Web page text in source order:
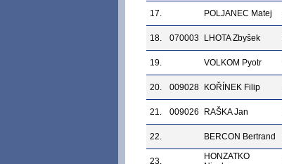
17. POLJANEC Matej
18. 070003 LHOTA Zbyšek
19. VOLKOM Pyotr
20. 009028 KOŘÍNEK Filip
21. 009026 RAŠKA Jan
22. BERCON Bertrand
23.
HONZATKO